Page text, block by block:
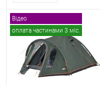
Відео
оплата частинами 3 міс.
безкоштовна доставка